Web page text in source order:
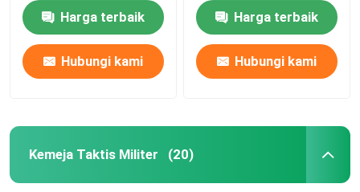
Harga terbaik
Hubungi kami
Harga terbaik
Hubungi kami
Kemeja Taktis Militer (20)